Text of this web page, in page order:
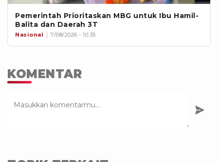
Pemerintah Prioritaskan MBG untuk Ibu Hamil-
Balita dan Daerah 3T
Nasional 7/08/2026 - 10:35
KOMENTAR